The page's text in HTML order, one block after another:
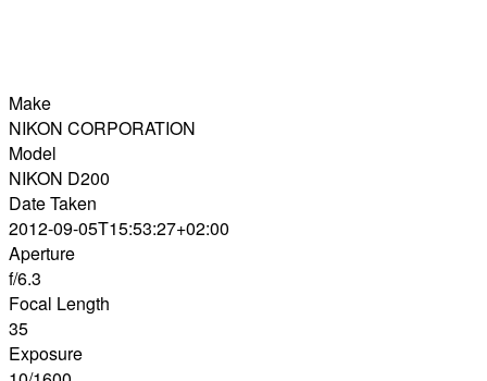
Make
NIKON CORPORATION
Model
NIKON D200
Date Taken
2012-09-05T15:53:27+02:00
Aperture
f/6.3
Focal Length
35
Exposure